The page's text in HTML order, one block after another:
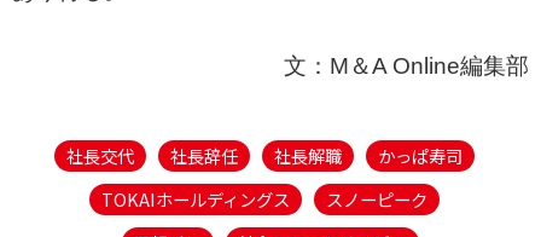
文：M＆A Online編集部
社長交代 社長辞任 社長解職
かっぱ寿司
TOKAIホールディングス
スノーピーク